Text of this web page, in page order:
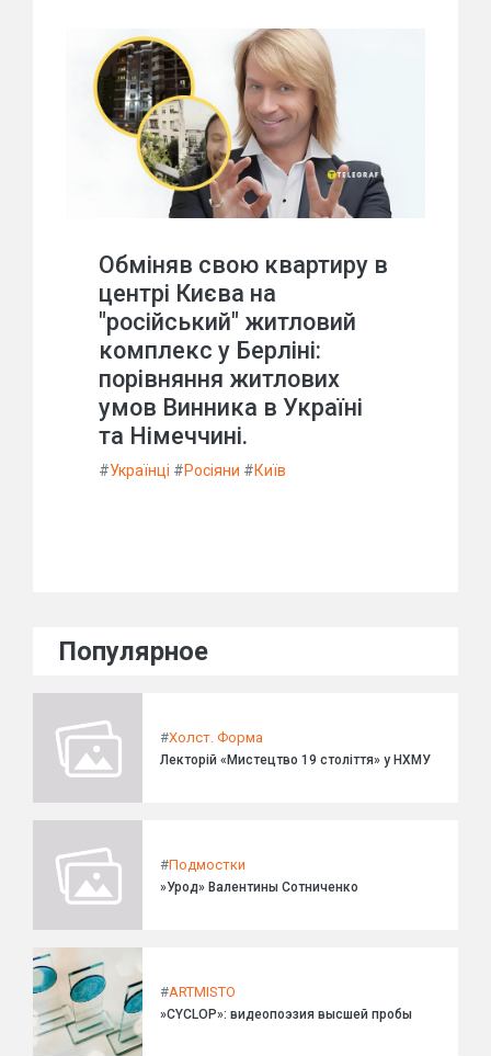
Обміняв свою квартиру в
центрі Києва на
"російський" житловий
комплекс у Берліні:
порівняння житлових
умов Винника в Україні
та Німеччині.
#Українці #Росіяни #Київ
Популярное
#Холст. Форма
Лекторій «Мистецтво 19 століття» у НХМУ
#Подмостки
»Урод» Валентины Сотниченко
#ARTMISTO
»CYCLOP»: видеопоэзия высшей пробы